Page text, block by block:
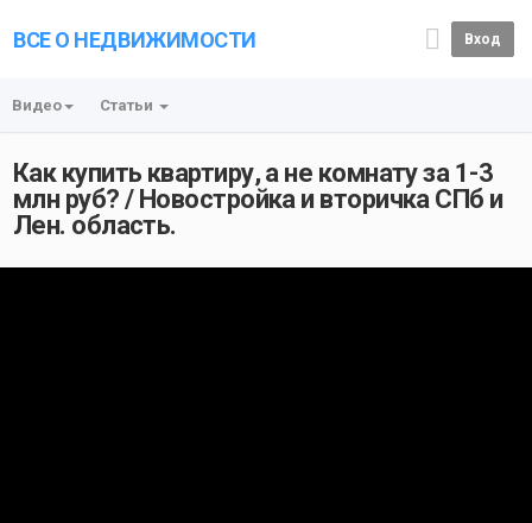
ВСЕ О НЕДВИЖИМОСТИ Вход
Видео Статьи
Как купить квартиру, а не комнату за 1-3
млн руб? / Новостройка и вторичка СПб и
Лен. область.